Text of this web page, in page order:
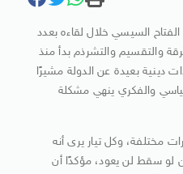
الفتاح السيسي خلال لقاءه بعدد
والتقسيم والتشرذم بدأ منذ
دينية بعيدة عن الدولة مشيرًا
والفكري ينهي مشكلة
مختلفة، وكل تيار يرى أنه
لو سقط لن يعود، مؤكدًا أن